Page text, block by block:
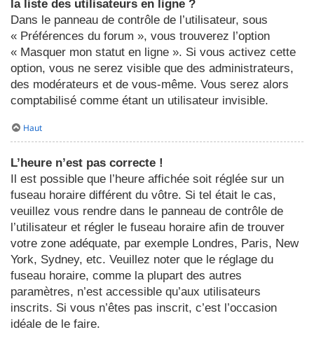
la liste des utilisateurs en ligne ?
Dans le panneau de contrôle de l’utilisateur, sous
« Préférences du forum », vous trouverez l’option
« Masquer mon statut en ligne ». Si vous activez cette
option, vous ne serez visible que des administrateurs,
des modérateurs et de vous-même. Vous serez alors
comptabilisé comme étant un utilisateur invisible.
Haut
L’heure n’est pas correcte !
Il est possible que l’heure affichée soit réglée sur un
fuseau horaire différent du vôtre. Si tel était le cas,
veuillez vous rendre dans le panneau de contrôle de
l’utilisateur et régler le fuseau horaire afin de trouver
votre zone adéquate, par exemple Londres, Paris, New
York, Sydney, etc. Veuillez noter que le réglage du
fuseau horaire, comme la plupart des autres
paramètres, n’est accessible qu’aux utilisateurs
inscrits. Si vous n’êtes pas inscrit, c’est l’occasion
idéale de le faire.